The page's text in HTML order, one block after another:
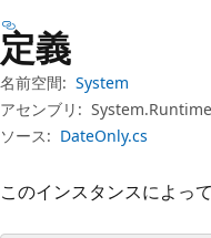
キ
ッ
プ
定義
名前空間: System
アセンブリ:
ソース: DateOnly.cs
このインスタンスによっ